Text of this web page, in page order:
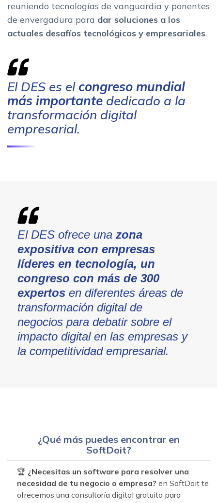
reuniendo tecnologías de vanguardia y ponentes
de envergadura para dar soluciones a los
actuales desafíos tecnológicos y empresariales.
El DES es el congreso mundial
más importante dedicado a la
transformación digital
empresarial.
El DES ofrece unazona
expositiva con empresas
líderes en tecnología, un
congreso con más de 300
expertosen diferentes áreas de
transformación digital de
negocios para debatir sobre el
impacto digital en las empresas y
la competitividad empresarial.
¿Qué más puedes encontrar en
SoftDoit?
🏆 ¿Necesitas un software para resolver una
necesidad de tu negocio o empresa? en SoftDoit te
ofrecemos una consultoría digital gratuita para